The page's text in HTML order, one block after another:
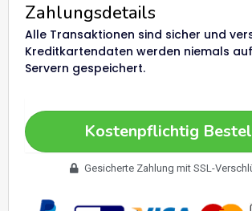
Zahlungsdetails
Alle Transaktionen sind sicher und
Kreditkartendaten werden niemals
Servern gespeichert.
Kostenpflichtig
Gesicherte Zahlung mit SSL-